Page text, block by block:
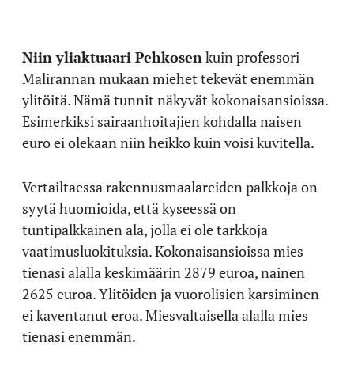
Niin yliaktuaari Pehkosen kuin professori
Malirannan mukaan miehet tekevät enemmän
ylitöitä. Nämä tunnit näkyvät kokonaisansioissa.
Esimerkiksi sairaanhoitajien kohdalla naisen
euro ei olekaan niin heikko kuin voisi kuvitella.
Vertailtaessa rakennusmaalareiden palkkoja on
syytä huomioida, että kyseessä on
tuntipalkkainen ala, jolla ei ole tarkkoja
vaatimusluokituksia. Kokonaisansioissa mies
tienasi alalla keskimäärin 2879 euroa, nainen
2625 euroa. Ylitöiden ja vuorolisien karsiminen
ei kaventanut eroa. Miesvaltaisella alalla mies
tienasi enemmän.